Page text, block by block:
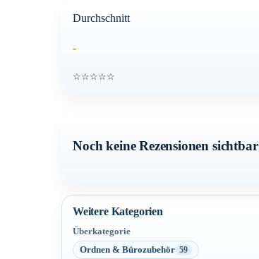
Durchschnitt
-
☆☆☆☆☆
Noch keine Rezensionen sichtbar
Weitere Kategorien
Überkategorie
Ordnen & Bürozubehör 59